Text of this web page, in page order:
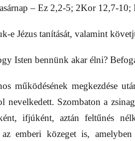
– Ez 2,2-5; 2Kor 12,7-10;
e Jézus tanítását, valamint
Isten bennünk akar élni?
működésének megkezdése
nevelkedett. Szombaton a
ifjúként, aztán feltűnés
emberi közeget is,